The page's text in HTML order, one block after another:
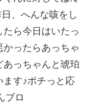
、へんな咳をし
ら今日はいたっ
ったらあっちゃ
あっちゃんと琥珀
ます♪ポチっと応
ブロ